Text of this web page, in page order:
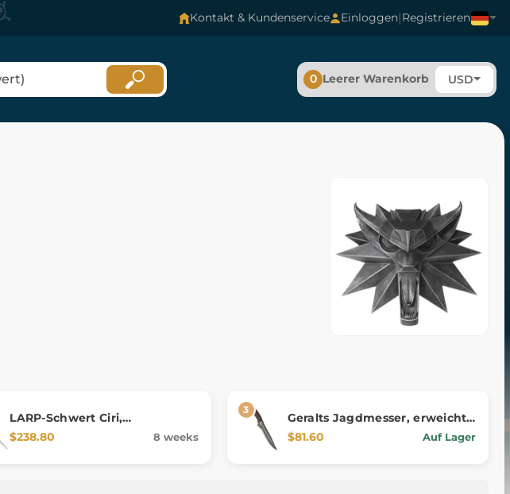
Kontakt & Kundenservice Einloggen|Registrieren
0 Leerer Warenkorb USD
LARP-Schwert Ciri,
abgeschwächte Nachbildung
$238.80 8 weeks
Geralts Jagdmesser, erweichte
Nachbildung aus The Witcher
$81.60 Auf Lager